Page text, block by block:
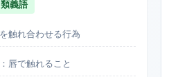
類義語
触れ合わせる行為
：唇で触れること